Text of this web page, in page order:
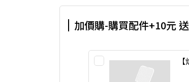
加價購-購買配件+10元